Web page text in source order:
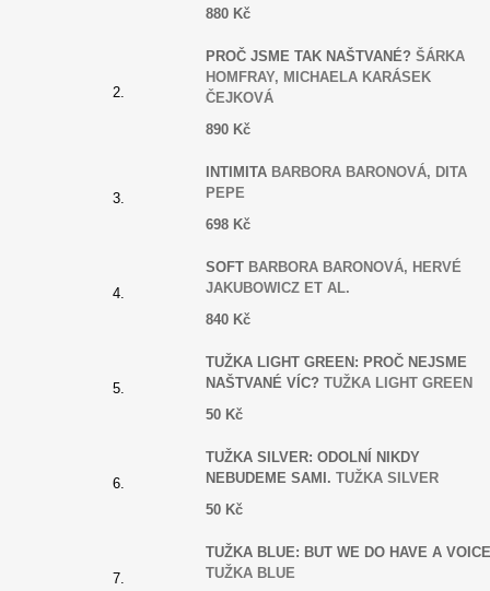
880 Kč
PROČ JSME TAK NAŠTVANÉ? ŠÁRKA
HOMFRAY, MICHAELA KARÁSEK
ČEJKOVÁ
890 Kč
INTIMITA BARBORA BARONOVÁ, DITA
PEPE
698 Kč
SOFT BARBORA BARONOVÁ, HERVÉ
JAKUBOWICZ ET AL.
840 Kč
TUŽKA LIGHT GREEN: PROČ NEJSME
NAŠTVANÉ VÍC? TUŽKA LIGHT GREEN
50 Kč
TUŽKA SILVER: ODOLNÍ NIKDY
NEBUDEME SAMI. TUŽKA SILVER
50 Kč
TUŽKA BLUE: BUT WE DO HAVE A
TUŽKA BLUE